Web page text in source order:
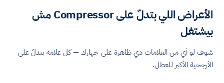
الأعراض اللي بتدلّ على Compressor مش
بيشتغل
شوف لو أي من العلامات دي ظاهرة على جهازك — كل علامة بتدلّ على
الأرجحية الأكبر للعطل.